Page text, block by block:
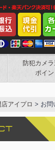
防犯カメ
ポイン
アイプロ > お問